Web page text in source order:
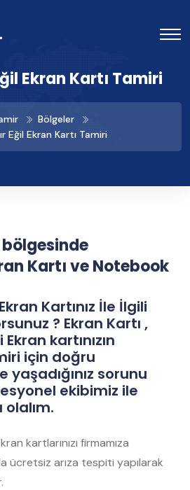
Ekran Kartı Tamiri
Bölgeler
Eğil Ekran Kartı Tamiri
Kartı ve Notebook
Kartınız İle İlgili
? Ekran Kartı ,
kartınızın
için doğru
yaşadığınız sorunu
ekibimiz ile
olalım.
kartlarınızı firmamıza
ücretsiz arıza tespiti yapılarak